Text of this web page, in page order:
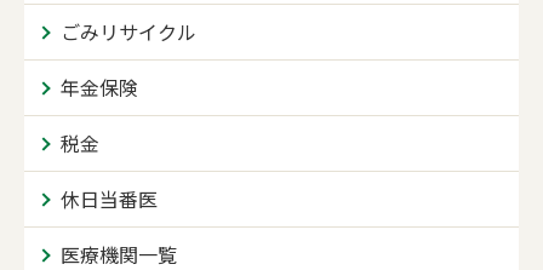
ごみリサイクル
年金保険
税金
休日当番医
医療機関一覧